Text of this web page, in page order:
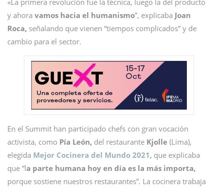
«La primera revolución fue la técnica, luego la del producto
y ahora vamos hacia el humanismo”, explicaba Joan
Roca, señalando que vienen “tiempos complicados” y de
cambio para el sector.
En el Summit han participado chefs con gran vocación
activista, como Pía León, del restaurante Kjolle (Lima),
elegida Mejor Cocinera del Mundo 2021, que explicaba
que “la parte humana hoy en día es la más importa,
porque sostiene nuestros restaurantes”. La cocinera trabaja